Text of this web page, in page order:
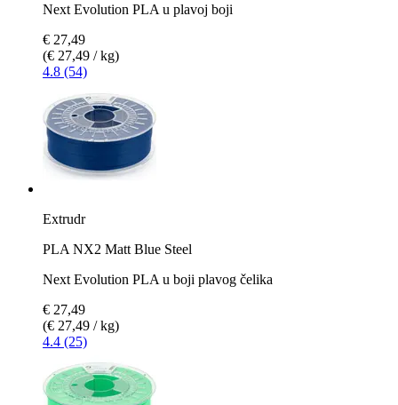
Next Evolution PLA u plavoj boji
€ 27,49
(€ 27,49 / kg)
4.8 (54)
Extrudr
PLA NX2 Matt Blue Steel
Next Evolution PLA u boji plavog čelika
€ 27,49
(€ 27,49 / kg)
4.4 (25)